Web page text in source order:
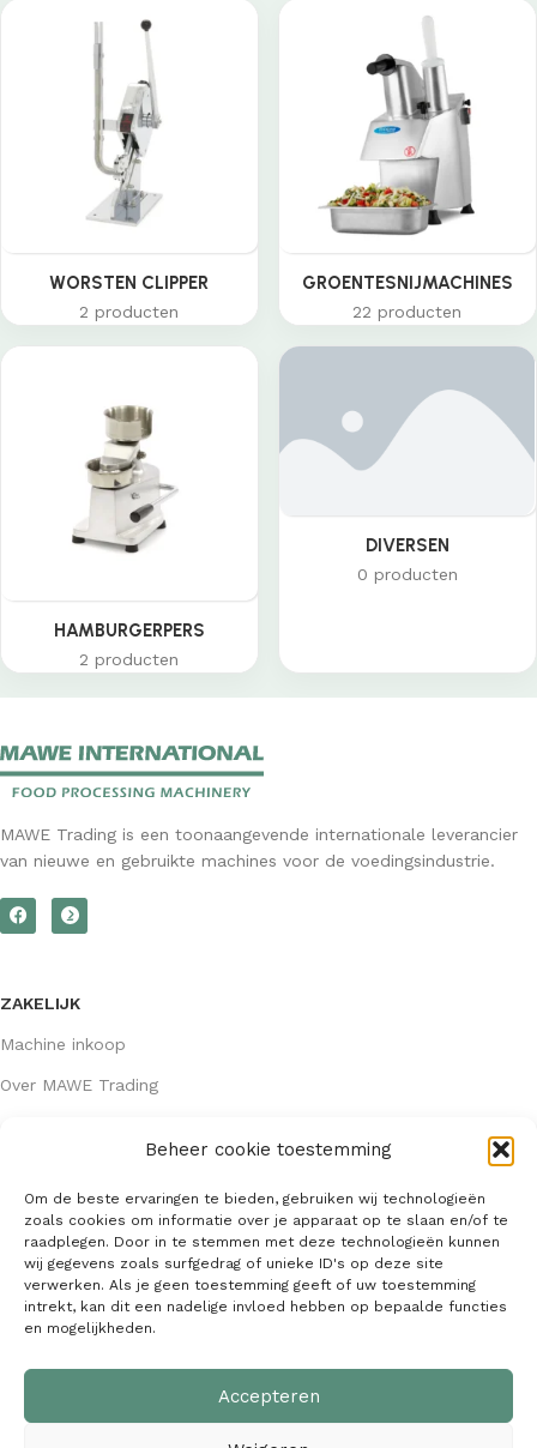
Beheer cookie toestemming
Om de beste ervaringen te bieden, gebruiken wij technologieën
zoals cookies om informatie over je apparaat op te slaan en/of te
raadplegen. Door in te stemmen met deze technologieën kunnen
wij gegevens zoals surfgedrag of unieke ID's op deze site
verwerken. Als je geen toestemming geeft of uw toestemming
intrekt, kan dit een nadelige invloed hebben op bepaalde functies
en mogelijkheden.
Accepteren
WORSTEN CLIPPER
2 producten
GROENTESNIJMACHINES
22 producten
HAMBURGERPERS
2 producten
DIVERSEN
0 producten
MAWE Trading is een toonaangevende internationale leverancier
van nieuwe en gebruikte machines voor de voedingsindustrie.
ZAKELIJK
Machine inkoop
Over MAWE Trading
Algemene voorwaarden
KVK: 64407667
info@mawetrading.nl
+31 6 53 270 335
| Webdesign: